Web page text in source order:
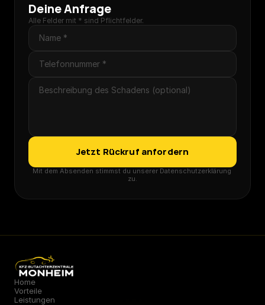
Deine Anfrage
Alle Felder mit * sind Pflichtfelder.
Jetzt Rückruf anfordern
Mit dem Absenden stimmst du unserer Datenschutzerklärung
zu.
Home
Vorteile
Leistungen